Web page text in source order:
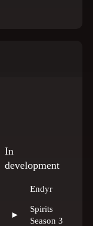
In
development
Endyr
►
Spirits
Season 3